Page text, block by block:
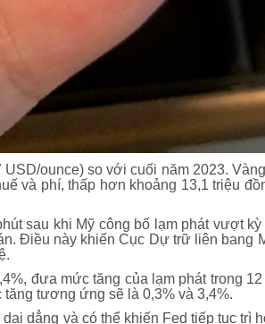
ounce) so với cuối năm 2023.
và phí, thấp hơn khoảng 13,1 triệu
sau khi Mỹ công bố lạm phát vượt
Điều này khiến Cục Dự trữ liên bang
đưa mức tăng của lạm phát trong
tương ứng sẽ là 0,3% và 3,4%.
dẳng và có thể khiến Fed tiếp tục trì